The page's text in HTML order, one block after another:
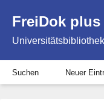
FreiDok plus
Suchen Neuer